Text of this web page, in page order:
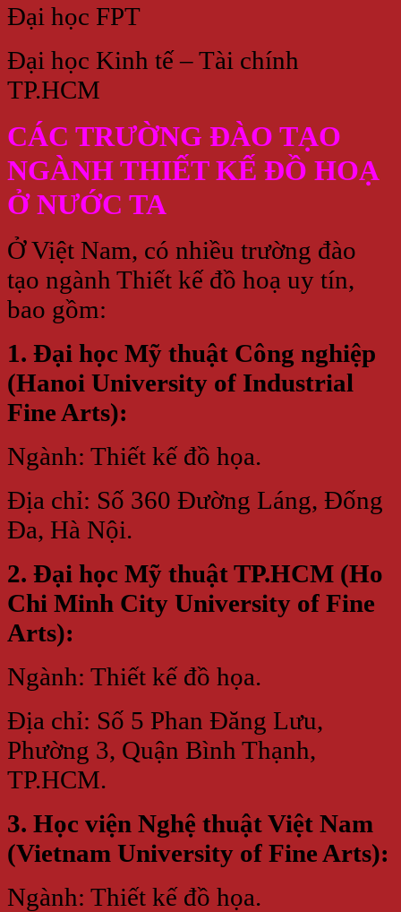
Đại học FPT
Đại học Kinh tế – Tài chính
TP.HCM
CÁC TRƯỜNG ĐÀO TẠO
NGÀNH THIẾT KẾ ĐỒ HOẠ
Ở NƯỚC TA
Ở Việt Nam, có nhiều trường đào
tạo ngành Thiết kế đồ hoạ uy tín,
bao gồm:
1. Đại học Mỹ thuật Công nghiệp
(Hanoi University of Industrial
Fine Arts):
Ngành: Thiết kế đồ họa.
Địa chỉ: Số 360 Đường Láng, Đống
Đa, Hà Nội.
2. Đại học Mỹ thuật TP.HCM (Ho
Chi Minh City University of Fine
Arts):
Ngành: Thiết kế đồ họa.
Địa chỉ: Số 5 Phan Đăng Lưu,
Phường 3, Quận Bình Thạnh,
TP.HCM.
3. Học viện Nghệ thuật Việt Nam
(Vietnam University of Fine Arts):
Ngành: Thiết kế đồ họa.